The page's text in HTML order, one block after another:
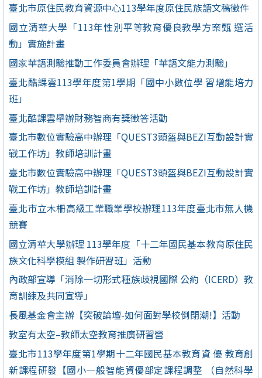
臺北市原住民教育資源中心113學年度原住民族語文稿徵件
國立清華大學「113年性別平等教育優良教學方案甄 選活
動」實施計畫
國家華語測驗推動工作委員會辦理「華語文能力測驗」
臺北酷課雲113學年度第1學期「國中小數位學 習增能培力
班」
臺北酷課雲舉辦財務智商有獎徵答活動
臺北市數位實驗高中辦理「QUEST3頭盔與BEZI互動設計實
戰工作坊」教師培訓計畫
臺北市數位實驗高中辦理「QUEST3頭盔與BEZI互動設計實
戰工作坊」教師培訓計畫
臺北市立木柵高級工業職業學校辦理113年度臺北市無人機
競賽
國立清華大學辦理 113學年度「十二年國民基本教育原住民
族文化科學模組 製作研習班」活動
內政部宣導「消除一切形式種族歧視國際 公約（ICERD）教
育訓練及共同宣導」
長風基金會主辦【突破論壇-如何面對學校倒閉潮!】活動
教室有太空–教師太空教育推廣研習營
臺北市113學年度第1學期十二年國民基本教育資 優 教育創
新課程研發【國小一般智能資優部定課程調整 （自然科學